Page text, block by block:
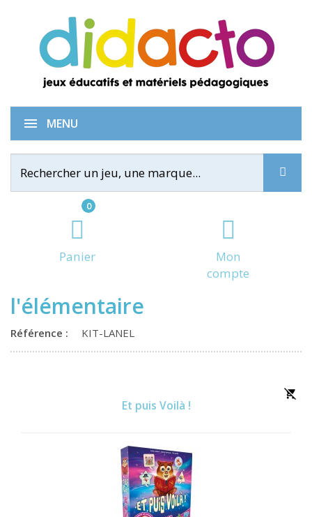
0
Panier
Mon
compte
MENU
Kit jeux de langage pour
l'élémentaire
Référence : KIT-LANEL
Et puis Voilà !